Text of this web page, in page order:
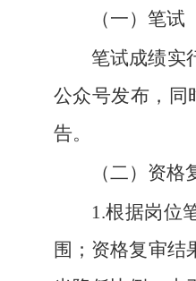
（一）笔试
笔试成绩实
公众号发布，同
告。
（二）资格
1.根据岗位
围；资格复审结